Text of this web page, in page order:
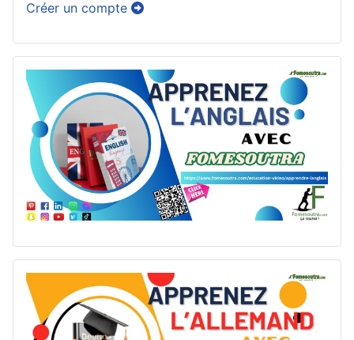
Créer un compte